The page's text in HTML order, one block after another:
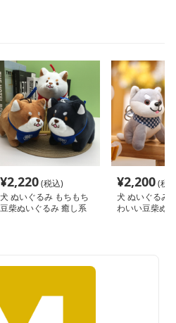
¥2,220(税込)
犬 ぬいぐるみ もちもち
豆柴ぬいぐるみ 癒し系
¥2,200(税
犬 ぬいぐるみ
わいい豆柴ぬ